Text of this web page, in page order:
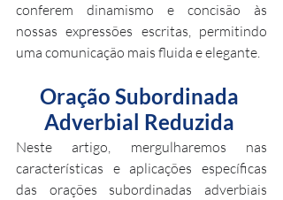
conferem dinamismo e concisão às
nossas expressões escritas, permitindo
uma comunicação mais fluida e elegante.
Oração Subordinada
Adverbial Reduzida
Neste artigo, mergulharemos nas
características e aplicações específicas
das orações subordinadas adverbiais